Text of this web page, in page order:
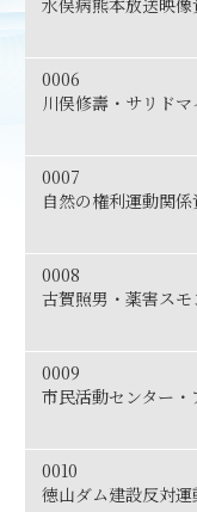
水俣病熊本放送映像
0006
川俣修壽・サリド
0007
自然の権利運動関
0008
古賀照男・薬害ス
0009
市民活動センター
0010
徳山ダム建設反対